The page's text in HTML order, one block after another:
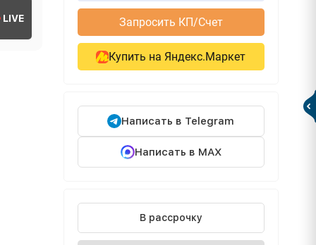
LIVE Запросить КП/Счет
Купить на Яндекс.Маркет
Написать в Telegram
Написать в MAX
В рассрочку